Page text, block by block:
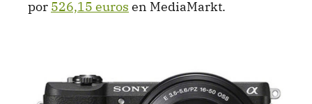
por 526,15 euros en MediaMarkt.